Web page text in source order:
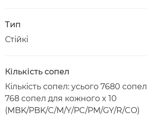
Тип
Стійкі
Кількість сопел
Кількість сопел: усього 7680 сопел
768 сопел для кожного x 10
(MBK/PBK/C/M/Y/PC/PM/GY/R/CO)